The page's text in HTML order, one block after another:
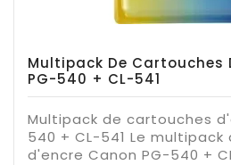
Multipack De Cartouches
PG-540 + CL-541
Multipack de cartouches
540 + CL-541 Le
d'encre Canon PG-540 +